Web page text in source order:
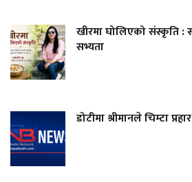
खीरमा घोलिएको संस्कृति :
सभ्यता
डोटीमा श्रीमानले चिम्टा